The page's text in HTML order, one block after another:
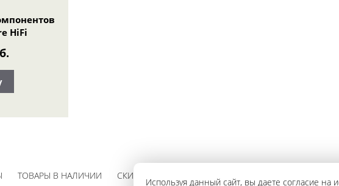
HiFi
Используя данный сайт, вы даете согласие на
ТОВАРЫ В НАЛИЧИИ
СКИДКИ